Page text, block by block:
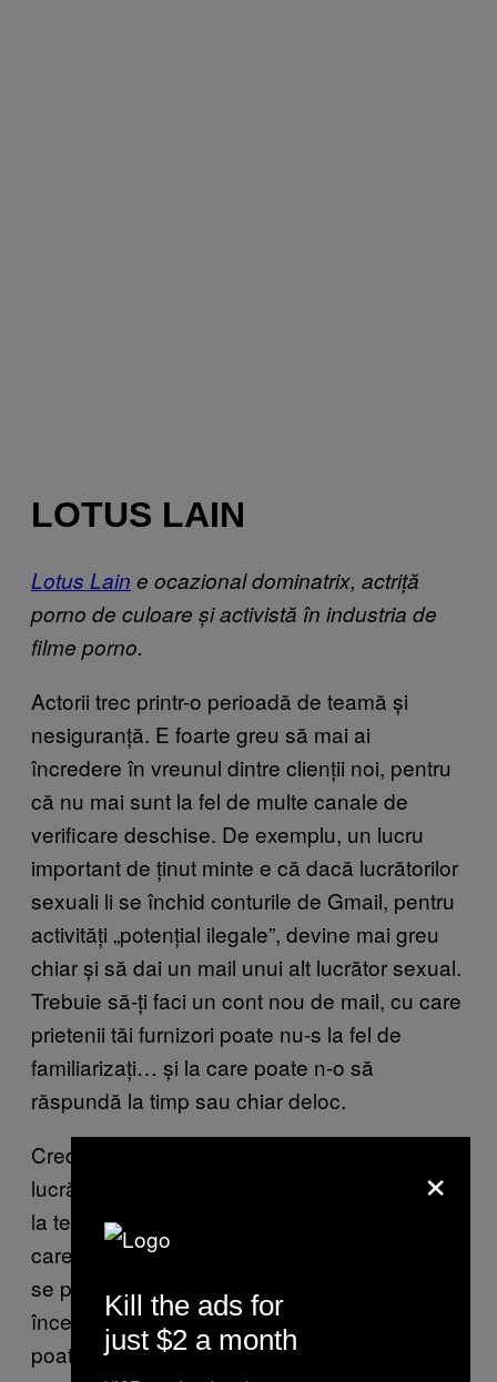
LOTUS LAIN
Lotus Lain e ocazional dominatrix, actriță
porno de culoare și activistă în industria de
filme porno.
Actorii trec printr-o perioadă de teamă și
nesiguranță. E foarte greu să mai ai
încredere în vreunul dintre clienții noi, pentru
că nu mai sunt la fel de multe canale de
verificare deschise. De exemplu, un lucru
important de ținut minte e că dacă lucrătorilor
sexuali li se închid conturile de Gmail, pentru
activități „potențial ilegale”, devine mai greu
chiar și să dai un mail unui alt lucrător sexual.
Trebuie să-ți faci un cont nou de mail, cu care
prietenii tăi furnizori poate nu-s la fel de
familiarizați… și la care poate n-o să
răspundă la timp sau chiar deloc.
Cred că a îngreunat situația și pentru
lucrătorii sexuali care nu se pricep prea bine
la tehnologie. Chiar și cu toate informațiile pe
care le au acum la dispoziție despre cum să
se protejeze etc., pentru un furnizor mic sau
începător poate fi greu de înțeles. În plus,
poate să încurajeze lucrătorii sexuali mai
×
Kill the ads for
just $2 a month